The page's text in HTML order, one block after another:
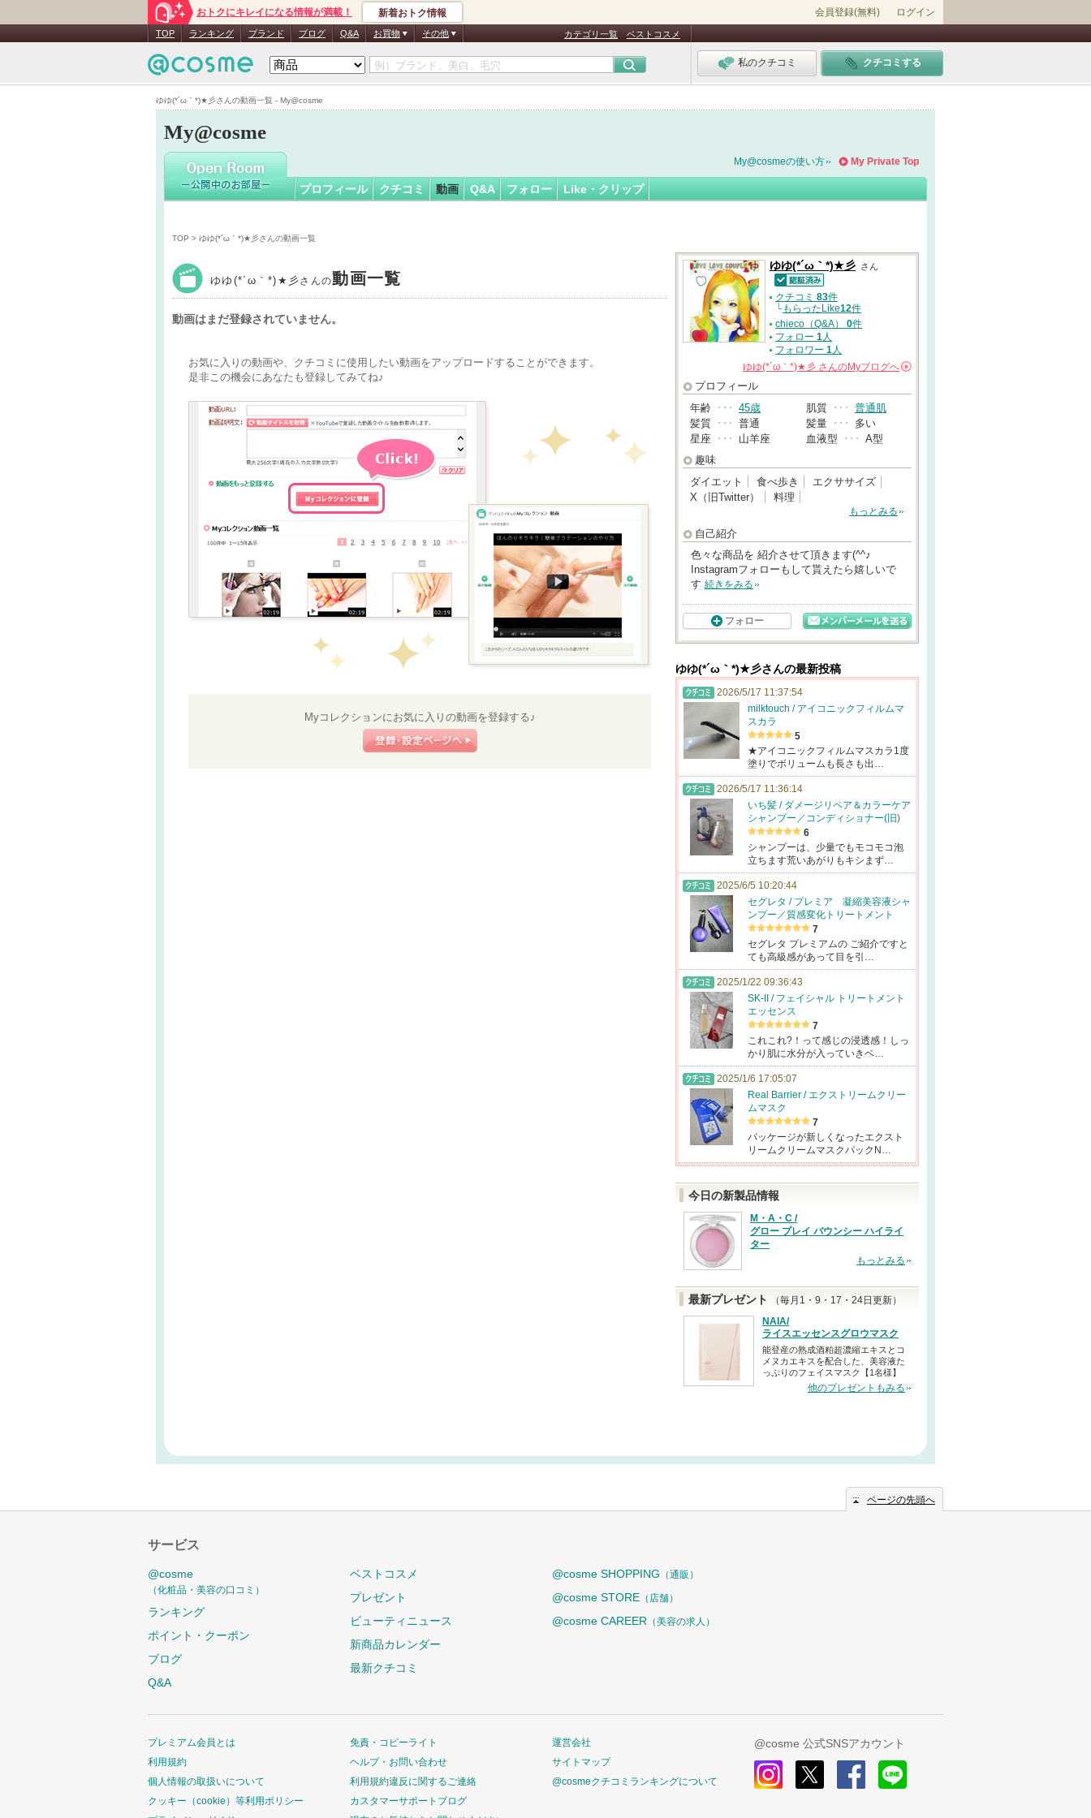
ゆゆ(*´ω｀*)★彡さんの動画一覧 - My@cosme
おトクにキレイになる情報が満載！ 新着おトク情報 会員登録(無料) ログイン
TOP ランキング ブランド ブログ Q&A お買物 その他 カテゴリ一覧 ベストコスメ
私のクチコミ クチコミする
My@cosme
ゆゆ(*´ω｀*)★彡さん
認
証
My Private Top
My@cosmeの使い方
プロフィール クチコミ 動画 Q&A フォロー Like・クリップ
TOP > ゆゆ(*´ω｀*)★彡さんの動画一覧
ゆゆ(*´ω｀*)★彡さんの動画一覧
動画はまだ登録されていません。
お気に入りの動画や、クチコミに使用したい動画をアップロードすることができます。
是非この機会にあなたも登録してみてね♪
Myコレクションにお気に入りの動画を登録する♪
ゆゆ(*´ω｀*)★彡 さん
認証済
クチコミ 83件
└もらったLike12件
chieco（Q&A） 0件
フォロー 1人
フォロワー 1人
ゆゆ(*´ω｀*)★彡 さんのMyブログへ
プロフィール
年齢 ･･･ 45歳 肌質 ･･･ 普通肌
髪質 ･･･ 普通 髪量 ･･･
多い
星座 ･･･ 山羊座 血液型 ･･･ A型
趣味
ダイエット
食べ歩き
エクササイズ
X（旧Twitter）
料理
もっとみる
自己紹介
色々な商品を 紹介させて頂きます(^^♪
Instagramフォローもして貰えたら嬉しいで
す 続きをみる
フォロー
ゆゆ(*´ω｀*)★彡さんの最新投稿
2026/5/17 11:37:54
milktouch / アイコニックフィルムマ
スカラ
5
★アイコニックフィルムマスカラ1度
塗りでボリュームも長さも出…
2026/5/17 11:36:14
いち髪 / ダメージリペア＆カラーケア
シャンプー／コンディショナー(旧)
6
シャンプーは、少量でもモコモコ泡
立ちます荒いあがりもキシまず…
2025/6/5 10:20:44
セグレタ / プレミア 凝縮美容液シャ
ンプー／質感変化トリートメント
7
セグレタ プレミアムの ご紹介ですと
ても高級感があって目を引…
2025/1/22 09:36:43
SK-II / フェイシャル トリートメント
エッセンス
7
これこれ?！って感じの浸透感！しっ
かり肌に水分が入っていきベ…
2025/1/6 17:05:07
Real Barrier / エクストリームクリー
ムマスク
7
パッケージが新しくなったエクスト
リームクリームマスクパックN…
今日の新製品情報
M・A・C /
グロー プレイ バウンシー ハイライ
ター
もっとみる
最新プレゼント
（毎月1・9・17・24日更新）
NAIA/
ライスエッセンスグロウマスク
能登産の熟成酒粕超濃縮エキスとコ
メヌカエキスを配合した、美容液た
っぷりのフェイスマスク【1名様】
他のプレゼントもみる
ページの先頭へ
サービス
@cosme
（化粧品・美容の口コミ）
ランキング
ポイント・クーポン
ブログ
Q&A
ベストコスメ
プレゼント
ビューティニュース
新商品カレンダー
最新クチコミ
@cosme SHOPPING （通販）
@cosme STORE （店舗）
@cosme CAREER （美容の求人）
プレミアム会員とは
利用規約
個人情報の取扱いについて
クッキー（cookie）等利用ポリシー
免責・コピーライト
ヘルプ・お問い合わせ
利用規約違反に関するご連絡
カスタマーサポートブログ
運営会社
サイトマップ
@cosmeクチコミランキングについて
@cosme 公式SNSアカウント